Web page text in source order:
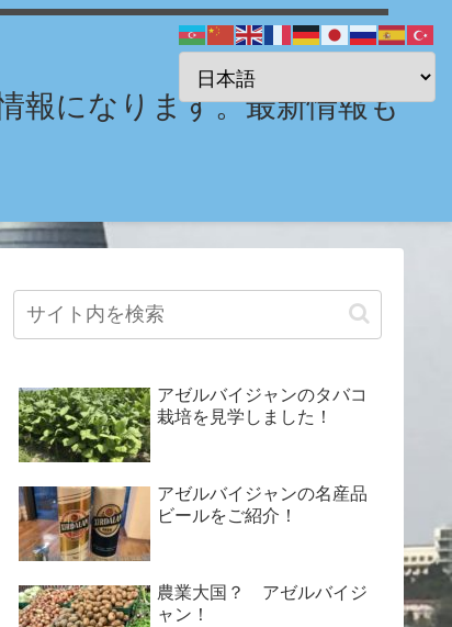
になります。最新情報も
アゼルバイジャンのタバコ
栽培を見学しました！
アゼルバイジャンの名産品
ビールをご紹介！
農業大国？ アゼルバイジ
ャン！